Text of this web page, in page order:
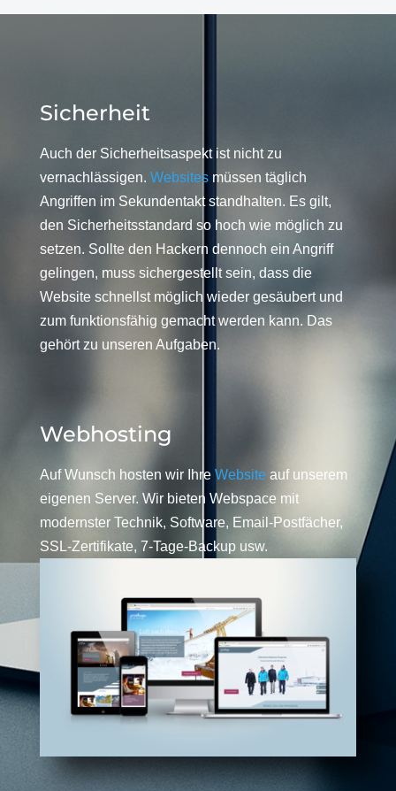
Sicherheit
Auch der Sicherheitsaspekt ist nicht zu
vernachlässigen. Websitesmüssen täglich
Angriffen im Sekundentakt standhalten. Es gilt,
den Sicherheitsstandard so hoch wie möglich zu
setzen. Sollte den Hackern dennoch ein Angriff
gelingen, muss sichergestellt sein, dass die
Website schnellst möglich wieder gesäubert und
zum funktionsfähig gemacht werden kann. Das
gehört zu unseren Aufgaben.
Webhosting
Auf Wunsch hosten wir Ihre Website auf unserem
eigenen Server. Wir bieten Webspace mit
modernster Technik, Software, Email-Postfächer,
SSL-Zertifikate, 7-Tage-Backup usw.